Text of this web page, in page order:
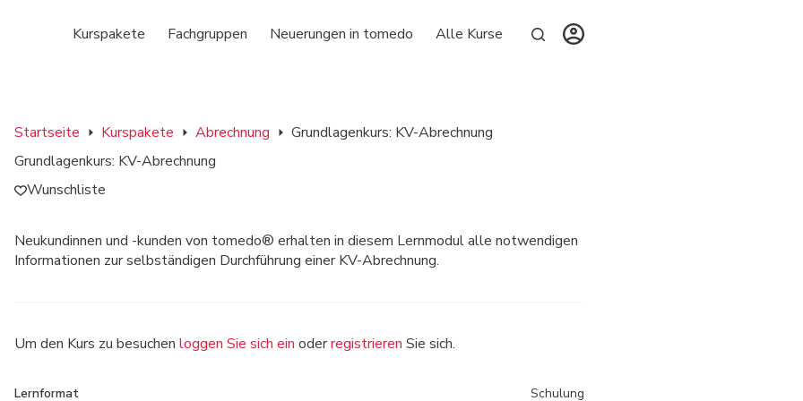
Kurspakete Fachgruppen Neuerungen in tomedo Alle Kurse
Startseite Kurspakete Abrechnung
Grundlagenkurs: KV-Abrechnung
Grundlagenkurs: KV-Abrechnung
Wunschliste
Neukundinnen und -kunden von tomedo® erhalten in diesem Lernmodul alle notwendigen
Informationen zur selbständigen Durchführung einer KV-Abrechnung.
Um den Kurs zu besuchen loggen Sie sich ein oderregistrieren Sie sich.
Lernformat Schulung